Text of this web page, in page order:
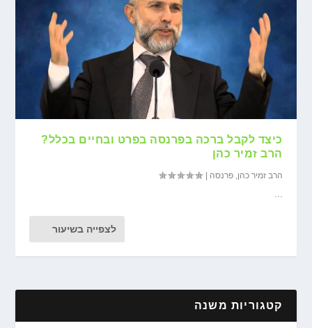
כיצד לקבל ברכה בפרנסה בפרט ובחיים בכלל?
הרב זמיר כהן
הרב זמיר כהן ,פרנסה |
לצפייה בשיעור
קטגוריות משנה